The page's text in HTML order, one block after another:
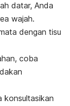
datar, Anda
wajah.
dengan tisu
coba
konsultasikan